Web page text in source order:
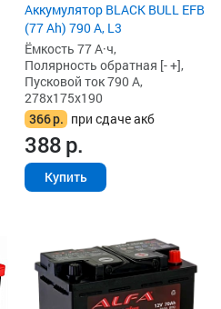
Аккумулятор BLACK BULL EFB
(77 Ah) 790 А, L3
Ёмкость 77 А·ч,
Полярность обратная [- +],
Пусковой ток 790 А,
278x175x190
366р. при сдаче акб
388р.
Купить